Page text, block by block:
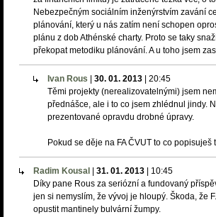
Nebezpečným sociálním inženýrstvím zavání
plánování, který u nás zatím není schopen
plánu z dob Athénské charty. Proto se taky
překopat metodiku plánování. A u toho jsem
Ivan Rous 30. 01. 2013 20:45
Těmi projekty (nerealizovatelnými) jsem
přednášce, ale i to co jsem zhlédnul jindy.
prezentované opravdu drobné úpravy.
Pokud se děje na FA ČVUT to co popisuješ
Radim Kousal 31. 01. 2013 10:45
Díky pane Rous za seriózní a fundovaný
jen si nemyslím, že vývoj je hloupý. Škoda, že
opustit mantinely bulvární žumpy.